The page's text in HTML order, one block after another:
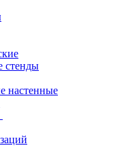
стенды
настенные